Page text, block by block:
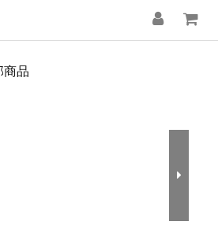
商品